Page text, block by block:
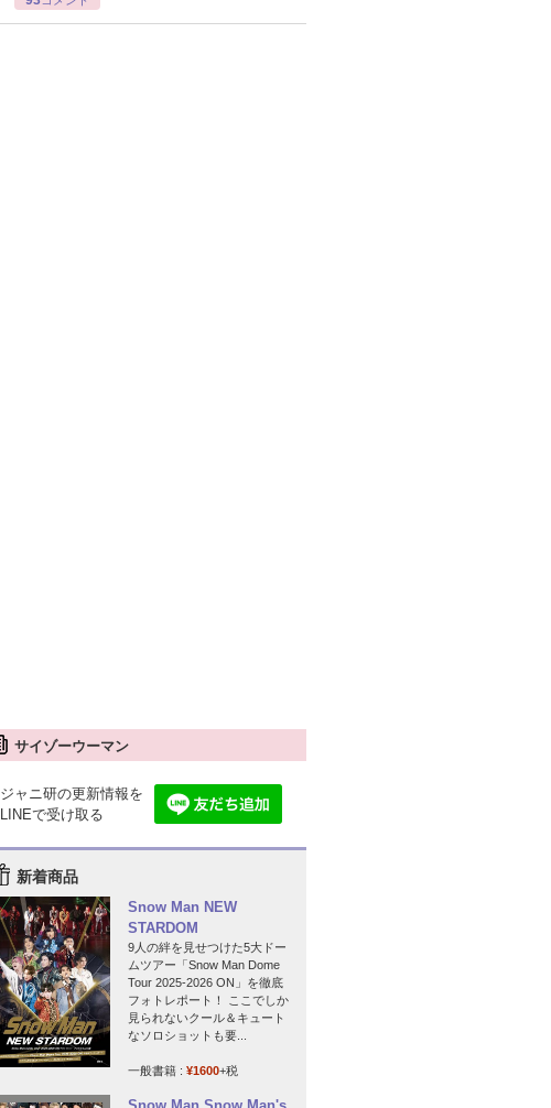
サイゾーウーマン
ジャニ研の更新情報を
LINEで受け取る
新着商品
Snow Man NEW
STARDOM
9人の絆を見せつけた5大ドー
ムツアー「Snow Man Dome
Tour 2025-2026 ON」を徹底
フォトレポート！ ここでしか
見られないクール＆キュート
なソロショットも要...
一般書籍 : ¥1600+税